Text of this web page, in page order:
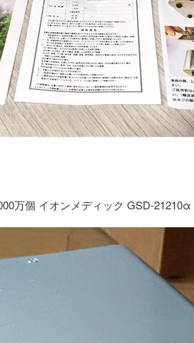
万個 イオンメディック GSD-21210α